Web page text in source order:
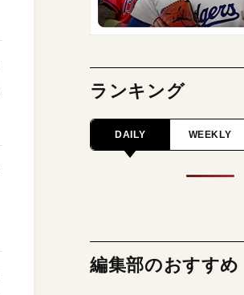
ランキング
DAILY WEEKLY
編集部のおすすめ